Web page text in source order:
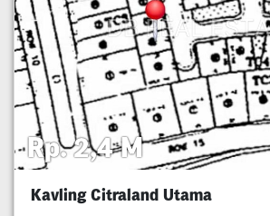
Rp. 2,4 M
Kavling Citraland Utama